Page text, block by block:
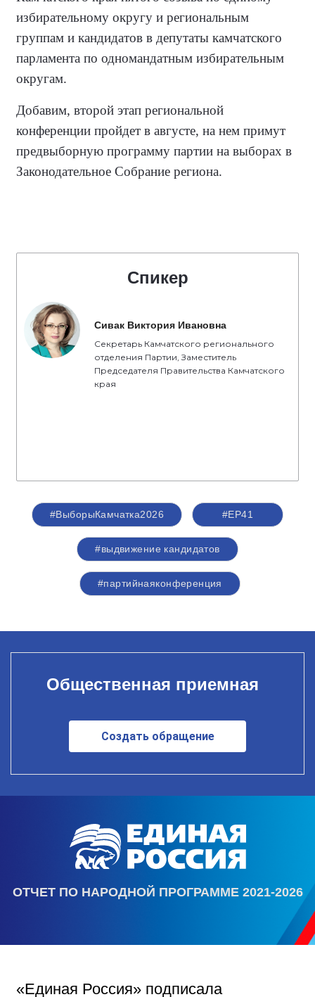
избирательному округу и региональным
группам и кандидатов в депутаты камчатского
парламента по одномандатным избирательным
округам.
Добавим, второй этап региональной
конференции пройдет в августе, на нем примут
предвыборную программу партии на выборах в
Законодательное Собрание региона.
Спикер
Сивак Виктория Ивановна
Секретарь Камчатского регионального
отделения Партии, Заместитель
Председателя Правительства Камчатского
края
#ВыборыКамчатка2026 #ЕР41
#выдвижение кандидатов
#партийнаяконференция
Общественная приемная
Создать обращение
ОТЧЕТ ПО НАРОДНОЙ ПРОГРАММЕ 2021-2026
«Единая Россия» подписала